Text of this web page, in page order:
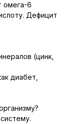
омега-6
Дефицит
(цинк,
диабет,